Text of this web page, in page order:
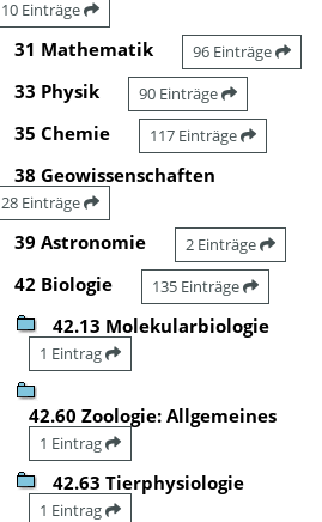
10 Einträge
31 Mathematik 96 Einträge
33 Physik 90 Einträge
35 Chemie 117 Einträge
38 Geowissenschaften
28 Einträge
39 Astronomie 2 Einträge
42 Biologie 135 Einträge
42.13 Molekularbiologie
1 Eintrag
42.60 Zoologie: Allgemeines
1 Eintrag
42.63 Tierphysiologie
1 Eintrag